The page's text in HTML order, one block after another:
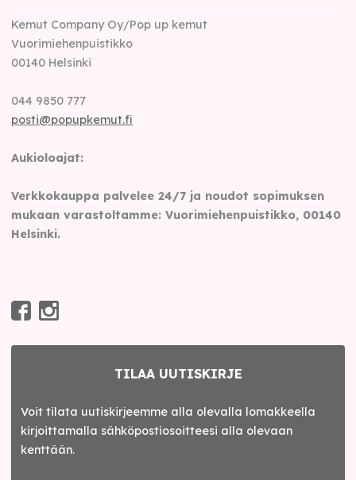
Kemut Company Oy/Pop up kemut
Vuorimiehenpuistikko
00140 Helsinki
044 9850 777
posti@popupkemut.fi
Aukioloajat:
Verkkokauppa palvelee 24/7 ja noudot sopimuksen
mukaan varastoltamme: Vuorimiehenpuistikko, 00140
Helsinki.
TILAA UUTISKIRJE
Voit tilata uutiskirjeemme alla olevalla lomakkeella
kirjoittamalla sähköpostiosoitteesi alla olevaan
kenttään.